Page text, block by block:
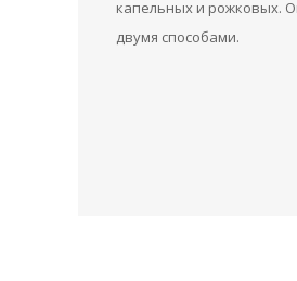
капельных и рожковых.
двумя способами.